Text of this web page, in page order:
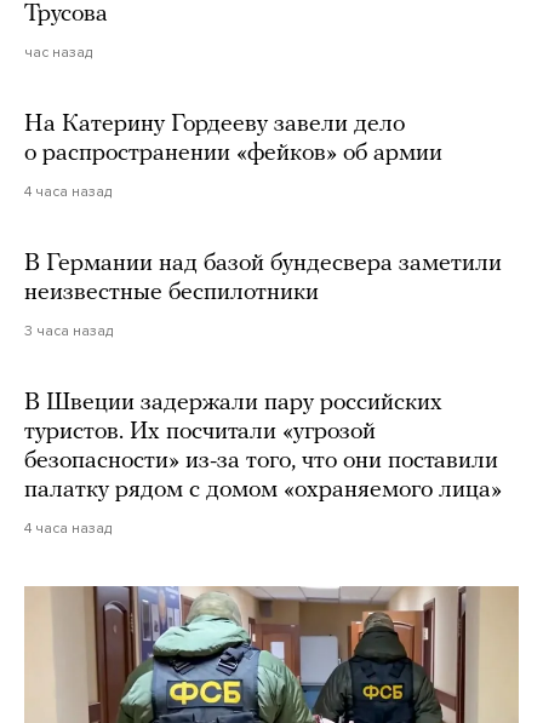
Трусова
час назад
На Катерину Гордееву завели дело
о распространении «фейков» об армии
4 часа назад
В Германии над базой бундесвера заметили
неизвестные беспилотники
3 часа назад
В Швеции задержали пару российских
туристов. Их посчитали «угрозой
безопасности» из-за того, что они поставили
палатку рядом с домом «охраняемого лица»
4 часа назад